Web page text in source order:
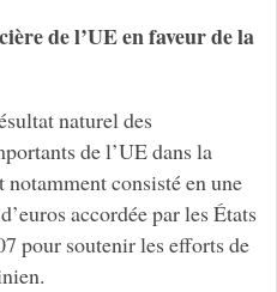
de l’UE en faveur de la
naturel des
de l’UE dans la
consisté en une
accordée par les États
pour soutenir les efforts de